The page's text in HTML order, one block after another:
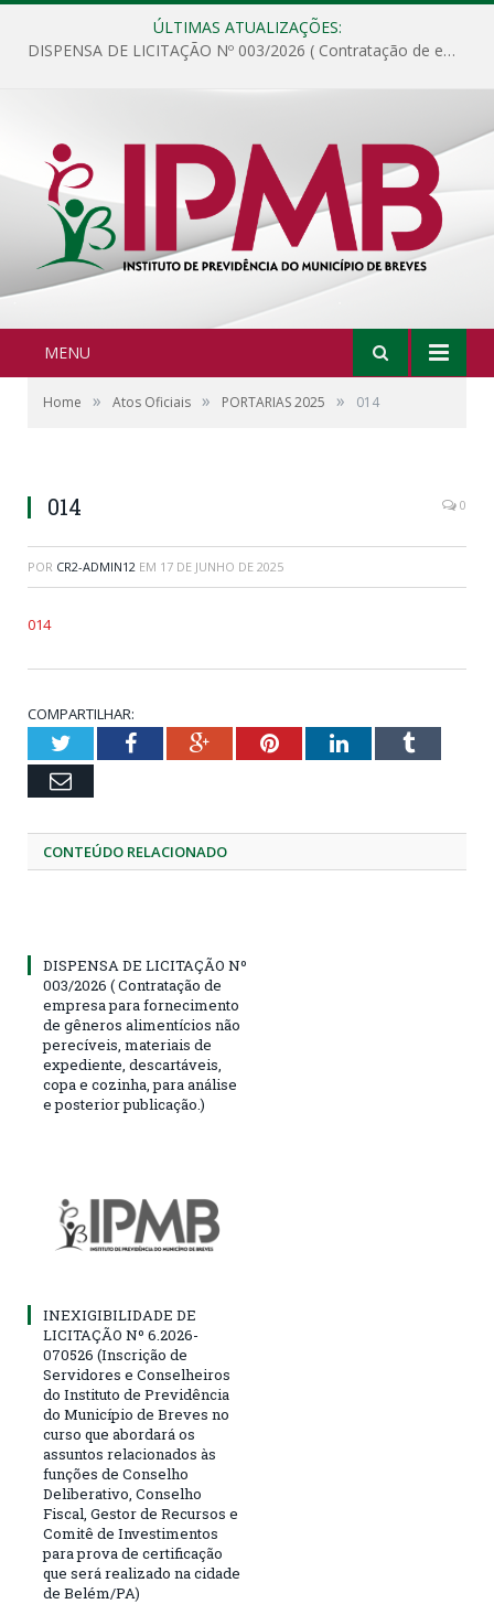
ÚLTIMAS ATUALIZAÇÕES:
DISPENSA DE LICITAÇÃO Nº 003/2026 ( Contratação de empresa para fornecimento de gêneros alimentícios não perecíveis, materiais de expediente, descartáveis, copa e cozinha, para análise e posterior publicação.)
MENU
Home » Atos Oficiais » PORTARIAS 2025 » 014
014 0
POR CR2-ADMIN12 EM 17 DE JUNHO DE 2025
014
COMPARTILHAR:
TwitterFacebookGoogle+PinterestLinkedInTumblr
Email
CONTEÚDO RELACIONADO
DISPENSA DE LICITAÇÃO Nº
003/2026 ( Contratação de
empresa para fornecimento
de gêneros alimentícios não
perecíveis, materiais de
expediente, descartáveis,
copa e cozinha, para análise
e posterior publicação.)
INEXIGIBILIDADE DE
LICITAÇÃO Nº 6.2026-
070526 (Inscrição de
Servidores e Conselheiros
do Instituto de Previdência
do Município de Breves no
curso que abordará os
assuntos relacionados às
funções de Conselho
Deliberativo, Conselho
Fiscal, Gestor de Recursos e
Comitê de Investimentos
para prova de certificação
que será realizado na cidade
de Belém/PA)